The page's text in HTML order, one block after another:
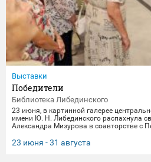
Выставки
Победители
Библиотека Либединского
23 июня, в картинной галерее
имени Ю. Н. Либединского распахнула
Александра Мизурова в соавторстве с
"Дирижабль" в праздничные майские
каждым кадром 40 лет неустанной
23 июня - 31 августа